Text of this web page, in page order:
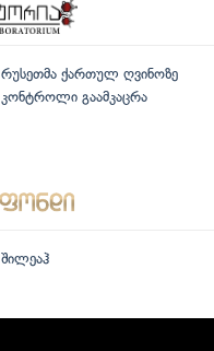
რუსეთმა ქართულ ღვინოზე
კონტროლი გაამკაცრა
შილეაჰ